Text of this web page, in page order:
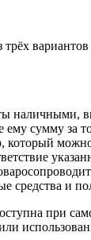
наличными,
ему сумму за
который
средства и
при